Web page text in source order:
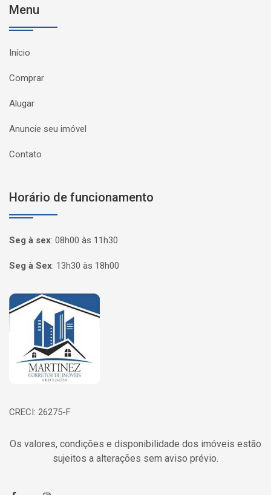
Menu
Início
Comprar
Alugar
Anuncie seu imóvel
Contato
Horário de funcionamento
Seg à sex: 08h00 às 11h30
Seg à Sex: 13h30 às 18h00
Página inicial
CRECI: 26275-F
Os valores, condições e disponibilidade dos imóveis estão
sujeitos a alterações sem aviso prévio.